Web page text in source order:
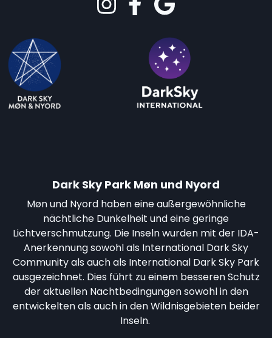
Dark Sky Park Møn und Nyord
Møn und Nyord haben eine außergewöhnliche
nächtliche Dunkelheit und eine geringe
Lichtverschmutzung. Die Inseln wurden mit der IDA-
Anerkennung sowohl als International Dark Sky
Community als auch als International Dark Sky Park
ausgezeichnet. Dies führt zu einem besseren Schutz
der aktuellen Nachtbedingungen sowohl in den
entwickelten als auch in den Wildnisgebieten beider
Inseln.